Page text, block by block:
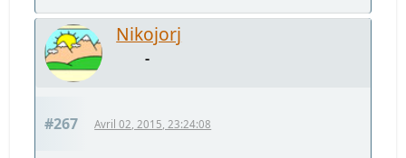
Nikojorj
-
#267 Avril 02, 2015, 23:24:08